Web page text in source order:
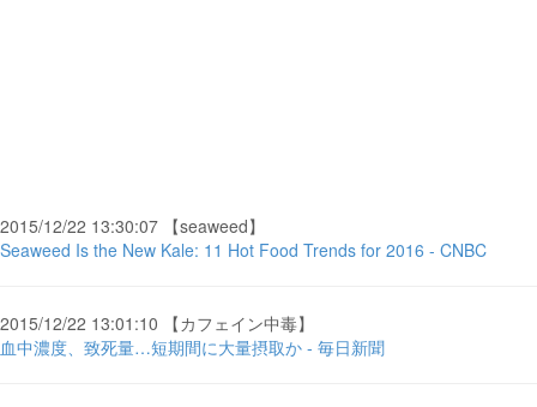
2015/12/22 13:30:07 【seaweed】
Seaweed Is the New Kale: 11 Hot Food Trends for 2016 - CNBC
2015/12/22 13:01:10 【カフェイン中毒】
血中濃度、致死量…短期間に大量摂取か - 毎日新聞